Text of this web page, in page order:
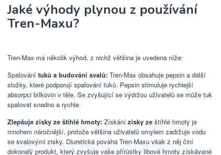
Jaké výhody plynou z používání
Tren-Maxu?
Tren-Max má několik výhod, z nichž většina je uvedena níže:
Spalování tuků a budování svalů: Tren-Max obsahuje pepsin a další
složky, které podporují spalování tuků. Pepsin stimuluje rychlejší
absorpci bílkovin v těle. Se zvyšující se výdržou uživatelů se může tuk
spalovat snadno a rychle.
Zlepšuje zisky ze štíhlé hmoty: Získání zisky ze štíhlé hmoty je
mnohem náročnější, protože většina uživatelů omylem zadržuje vodu
se svalovými zisky. Diuretická povaha Tren-Maxu však z něj činí
dokonalý produkt, který zvyšuje vaše přírůstky libové hmoty získávané